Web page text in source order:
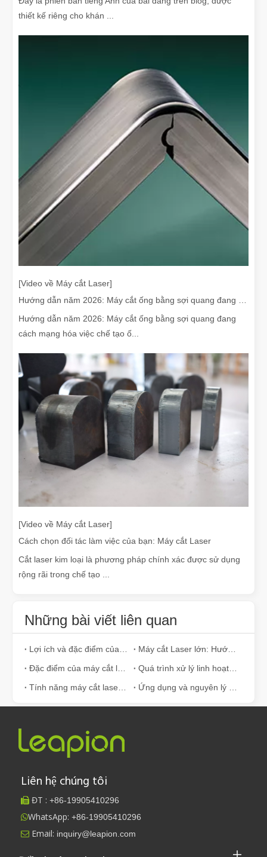
thiết kế riêng cho khán ...
[Video về Máy cắt Laser]
Hướng dẫn năm 2026: Máy cắt ống bằng sợi quang đang
cách mạng hóa việc chế tạo ố...
[Video về Máy cắt Laser]
Cách chọn đối tác làm việc của bạn: Máy cắt Laser
Cắt laser kim loại là phương pháp chính xác được sử dụng
rộng rãi trong chế tạo ...
Những bài viết liên quan
Liên hệ chúng tôi
 ĐT : +86-19905410296
WhatsApp: +86-19905410296
 Email: inquiry@leapion.com